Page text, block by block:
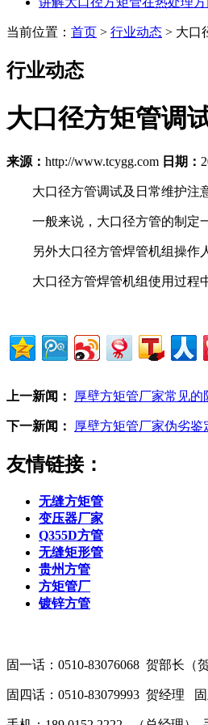
当前位置： 首页 > 行业动态 > 大口
行业动态
大口径方矩管调
来源： http://www.tcygg.com 日期：
大口径方管调试及日常维护注
一般来说，大口径方管的制定一
另外大口径方管焊管机组操作人
大口径方管焊管机组使用过程中
上一新闻： 厚壁方矩管厂家常见的
下一新闻： 厚壁方矩管厂家伪劣鉴
友情链接：
无缝方矩管
变压器厂家
Q355D方管
无缝矩形管
贵州方管
方矩管厂
镀锌方管
固一话：0510-83076068 贺部长
固四话：0510-83079993 贺经理